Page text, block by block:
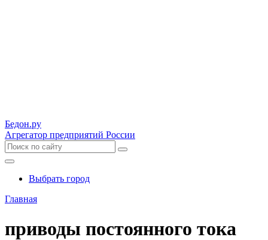
Бедон.ру
Агрегатор предприятий России
Выбрать город
Главная
приводы постоянного тока